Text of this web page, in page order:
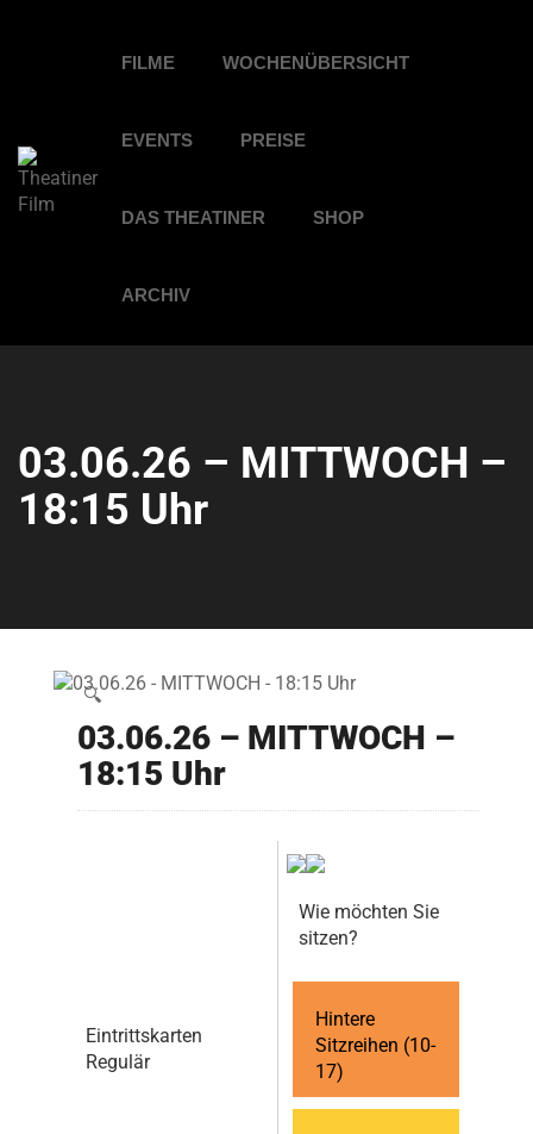
FILME WOCHENÜBERSICHT
EVENTS PREISE
DAS THEATINER SHOP
ARCHIV
03.06.26 – MITTWOCH –
18:15 Uhr
🔍
03.06.26 – MITTWOCH –
18:15 Uhr
Eintrittskarten
Regulär
Wie möchten Sie
sitzen?
Hintere
Sitzreihen (10-
17)